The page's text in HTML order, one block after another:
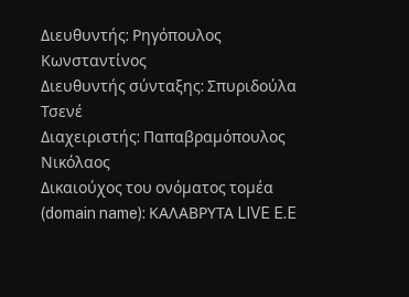
Διευθυντής: Ρηγόπουλος
Κωνσταντίνος
Διευθυντής σύνταξης: Σπυριδούλα
Τσενέ
Διαχειριστής: Παπαβραμόπουλος
Νικόλαος
Δικαιούχος του ονόματος τομέα
(domain name): ΚΑΛΑΒΡΥΤΑ LIVE E.E